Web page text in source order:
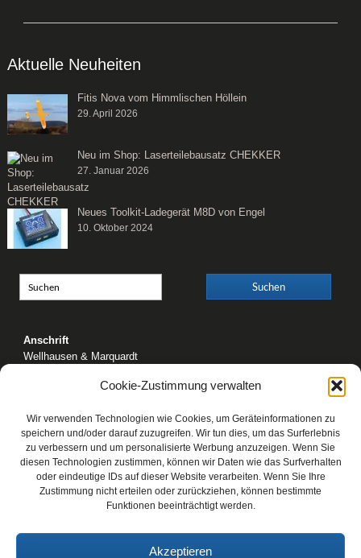
Cookie-Zustimmung verwalten
Wir verwenden Technologien wie Cookies, um Geräteinformationen zu
speichern und/oder darauf zuzugreifen. Wir tun dies, um das Surferlebnis
zu verbessern und um personalisierte Werbung anzuzeigen. Wenn Sie
diesen Technologien zustimmen, können wir Daten wie das Surfverhalten
oder eindeutige IDs auf dieser Website verarbeiten. Wenn Sie Ihre
Zustimmung nicht erteilen oder zurückziehen, können bestimmte
Funktionen beeinträchtigt werden.
Akzeptieren
Aktuelle Neuheiten
Fitis Nova vom Himmlischen Höllein
29. April 2026
Neu im Shop: Laserteilebausatz CHEKKER
27. Januar 2026
Neues Toolkit-Ladegerät M8D von Engel
10. Oktober 2024
Anschrift
Wellhausen & Marquardt
Mundsburger Damm 6
Kontakt
Telefon: 0 40 / 42 91 77-0
E-Mail:post@wm-medien.de
Web:www.wm-medien.de